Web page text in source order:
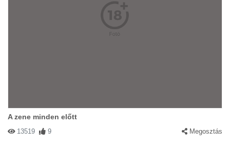
A zene minden előtt
13519 9 Megosztás